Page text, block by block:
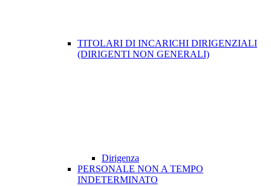
TITOLARI DI INCARICHI DIRIGENZIALI
(DIRIGENTI NON GENERALI)
Dirigenza
PERSONALE NON A TEMPO
INDETERMINATO